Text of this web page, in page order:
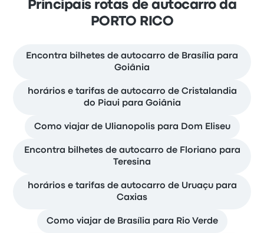
Principais rotas de autocarro da
PORTO RICO
Encontra bilhetes de autocarro de Brasília para
Goiânia
horários e tarifas de autocarro de Cristalandia
do Piaui para Goiânia
Como viajar de Ulianopolis para Dom Eliseu
Encontra bilhetes de autocarro de Floriano para
Teresina
horários e tarifas de autocarro de Uruaçu para
Caxias
Como viajar de Brasília para Rio Verde